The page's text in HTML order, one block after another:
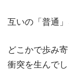
互いの「普通
どこかで歩み
衝突を生んで